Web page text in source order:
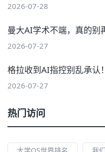
2026-07-28
曼大AI学术不端，真的别
2026-07-27
格拉收到AI指控别乱承认
2026-07-27
热门访问
大学QS世界排名 我